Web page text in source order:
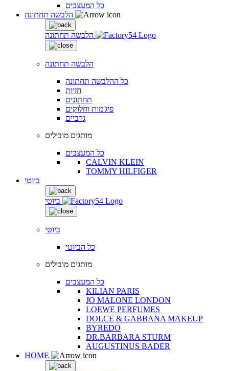
כל המעצבים
הלבשה תחתונה
הלבשה תחתונה
כל ההלבשה תחתונה
חזיות
תחתונים
פיג'מות וחלוקים
גרביים
מותגים מובילים
כל המעצבים
CALVIN KLEIN
TOMMY HILFIGER
ביוטי
ביוטי
ביוטי
כל הביוטי
מותגים מובילים
כל המעצבים
KILIAN PARIS
JO MALONE LONDON
LOEWE PERFUMES
DOLCE & GABBANA MAKEUP
BYREDO
DR.BARBARA STURM
AUGUSTINUS BADER
HOME